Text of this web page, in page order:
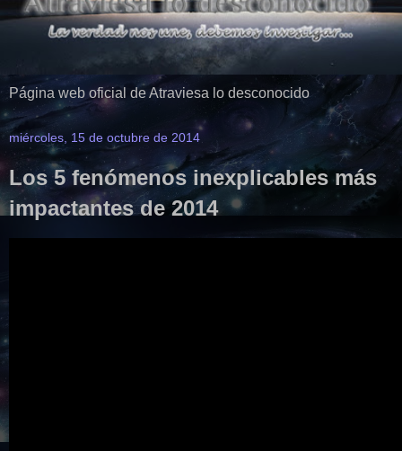
Página web oficial de Atraviesa lo desconocido
miércoles, 15 de octubre de 2014
Los 5 fenómenos inexplicables más
impactantes de 2014